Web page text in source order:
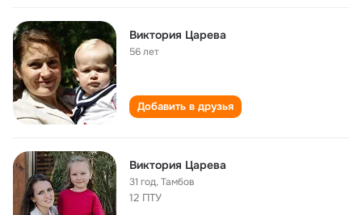
Виктория Царева
56 лет
Добавить в друзья
Виктория Царева
31 год,Тамбов
12 ПТУ